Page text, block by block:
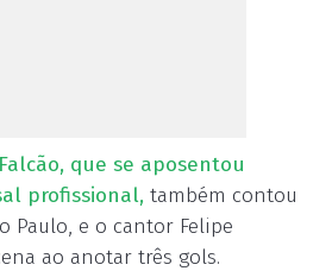
Falcão, que se aposentou
profissional, também contou
Paulo, e o cantor Felipe
ao anotar três gols.